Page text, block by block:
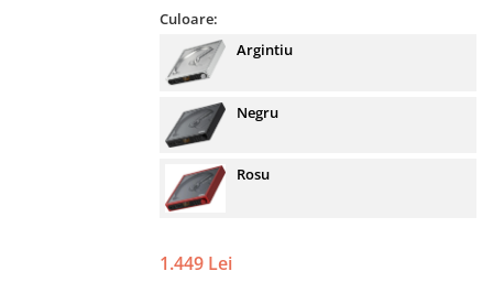
Culoare:
Argintiu
Negru
Rosu
1.449 Lei